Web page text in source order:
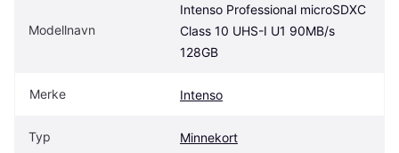
Modellnavn
Intenso Professional microSDXC
Class 10 UHS-I U1 90MB/s
128GB
Merke Intenso
Typ Minnekort